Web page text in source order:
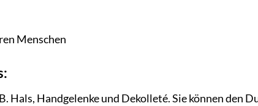
Menschen
Hals, Handgelenke und Dekolleté. Sie können den